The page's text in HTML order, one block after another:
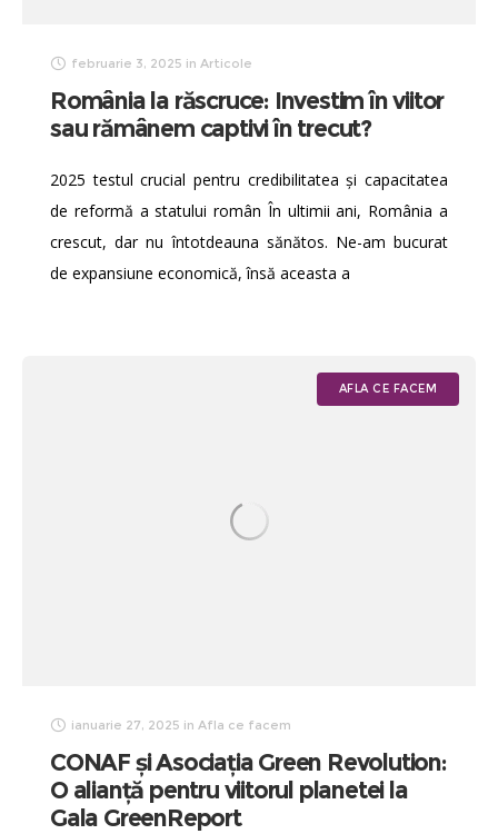
februarie 3, 2025 in Articole
România la răscruce: Investim în viitor
sau rămânem captivi în trecut?
2025 testul crucial pentru credibilitatea și capacitatea
de reformă a statului român În ultimii ani, România a
crescut, dar nu întotdeauna sănătos. Ne-am bucurat
de expansiune economică, însă aceasta a
AFLA CE FACEM
ianuarie 27, 2025 in Afla ce facem
CONAF și Asociația Green Revolution:
O alianță pentru viitorul planetei la
Gala GreenReport